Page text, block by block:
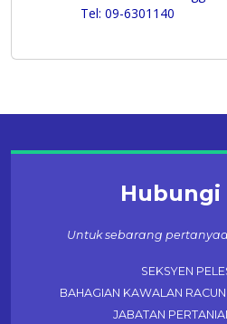
Tel: 09-6301140
Hubungi
Untuk sebarang
SEKSYEN
BAHAGIAN KAWALAN
JABATAN